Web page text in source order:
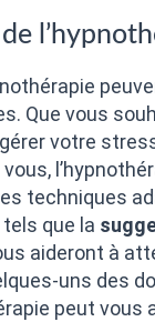
Que vous
votre
techniques
que la
aideront à
uns des
peut vous